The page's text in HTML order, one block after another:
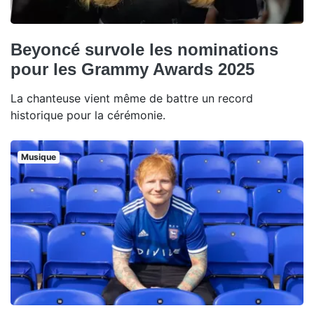
Beyoncé survole les nominations
pour les Grammy Awards 2025
La chanteuse vient même de battre un record
historique pour la cérémonie.
Musique